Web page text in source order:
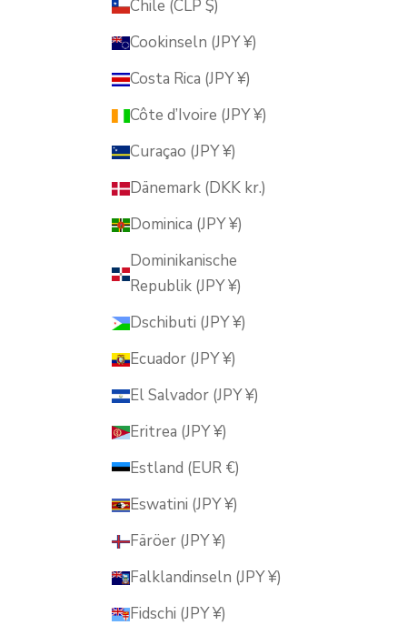
Chile (CLP $)
Cookinseln (JPY ¥)
Costa Rica (JPY ¥)
Côte d’Ivoire (JPY ¥)
Curaçao (JPY ¥)
Dänemark (DKK kr.)
Dominica (JPY ¥)
Dominikanische
Republik (JPY ¥)
Dschibuti (JPY ¥)
Ecuador (JPY ¥)
El Salvador (JPY ¥)
Eritrea (JPY ¥)
Estland (EUR €)
Eswatini (JPY ¥)
Färöer (JPY ¥)
Falklandinseln (JPY ¥)
Fidschi (JPY ¥)